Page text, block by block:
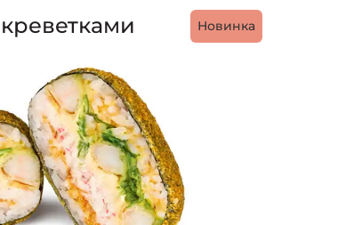
Новинка